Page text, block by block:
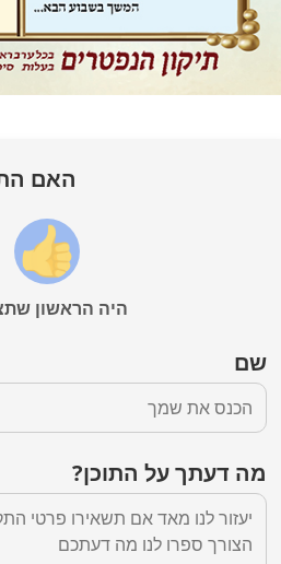
האם
היה הראשון
שם
מה דעתך על התוכן?